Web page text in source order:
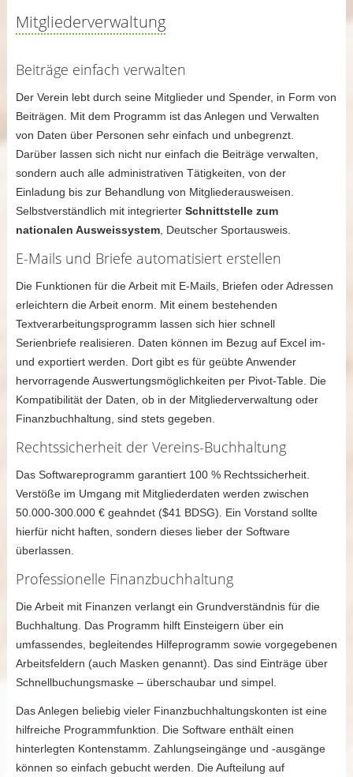
Mitgliederverwaltung
Beiträge einfach verwalten
Der Verein lebt durch seine Mitglieder und Spender, in Form von
Beiträgen. Mit dem Programm ist das Anlegen und Verwalten
von Daten über Personen sehr einfach und unbegrenzt.
Darüber lassen sich nicht nur einfach die Beiträge verwalten,
sondern auch alle administrativen Tätigkeiten, von der
Einladung bis zur Behandlung von Mitgliederausweisen.
Selbstverständlich mit integrierter Schnittstelle zum
nationalen Ausweissystem, Deutscher Sportausweis.
E-Mails und Briefe automatisiert erstellen
Die Funktionen für die Arbeit mit E-Mails, Briefen oder Adressen
erleichtern die Arbeit enorm. Mit einem bestehenden
Textverarbeitungsprogramm lassen sich hier schnell
Serienbriefe realisieren. Daten können im Bezug auf Excel im-
und exportiert werden. Dort gibt es für geübte Anwender
hervorragende Auswertungsmöglichkeiten per Pivot-Table. Die
Kompatibilität der Daten, ob in der Mitgliederverwaltung oder
Finanzbuchhaltung, sind stets gegeben.
Rechtssicherheit der Vereins-Buchhaltung
Das Softwareprogramm garantiert 100 % Rechtssicherheit.
Verstöße im Umgang mit Mitgliederdaten werden zwischen
50.000-300.000 € geahndet ($41 BDSG). Ein Vorstand sollte
hierfür nicht haften, sondern dieses lieber der Software
überlassen.
Professionelle Finanzbuchhaltung
Die Arbeit mit Finanzen verlangt ein Grundverständnis für die
Buchhaltung. Das Programm hilft Einsteigern über ein
umfassendes, begleitendes Hilfeprogramm sowie vorgegebenen
Arbeitsfeldern (auch Masken genannt). Das sind Einträge über
Schnellbuchungsmaske – überschaubar und simpel.
Das Anlegen beliebig vieler Finanzbuchhaltungskonten ist eine
hilfreiche Programmfunktion. Die Software enthält einen
hinterlegten Kontenstamm. Zahlungseingänge und -ausgänge
können so einfach gebucht werden. Die Aufteilung auf